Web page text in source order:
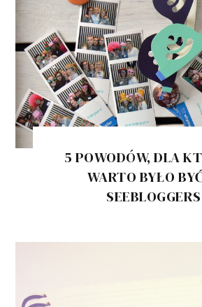
5 POWODÓW, DLA
WARTO BYŁO